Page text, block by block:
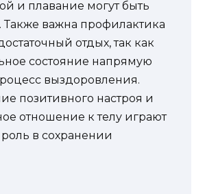
и плавание могут быть
важна профилактика
отдых, так как
состояние напрямую
выздоровления.
позитивного настроя и
отношение к телу играют
в сохранении